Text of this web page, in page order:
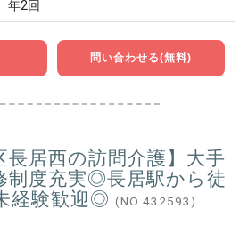
年2回
問い合わせる(無料)
長居西の訪問介護】大手
制度充実◎長居駅から徒
経験歓迎◎ (NO.432593)